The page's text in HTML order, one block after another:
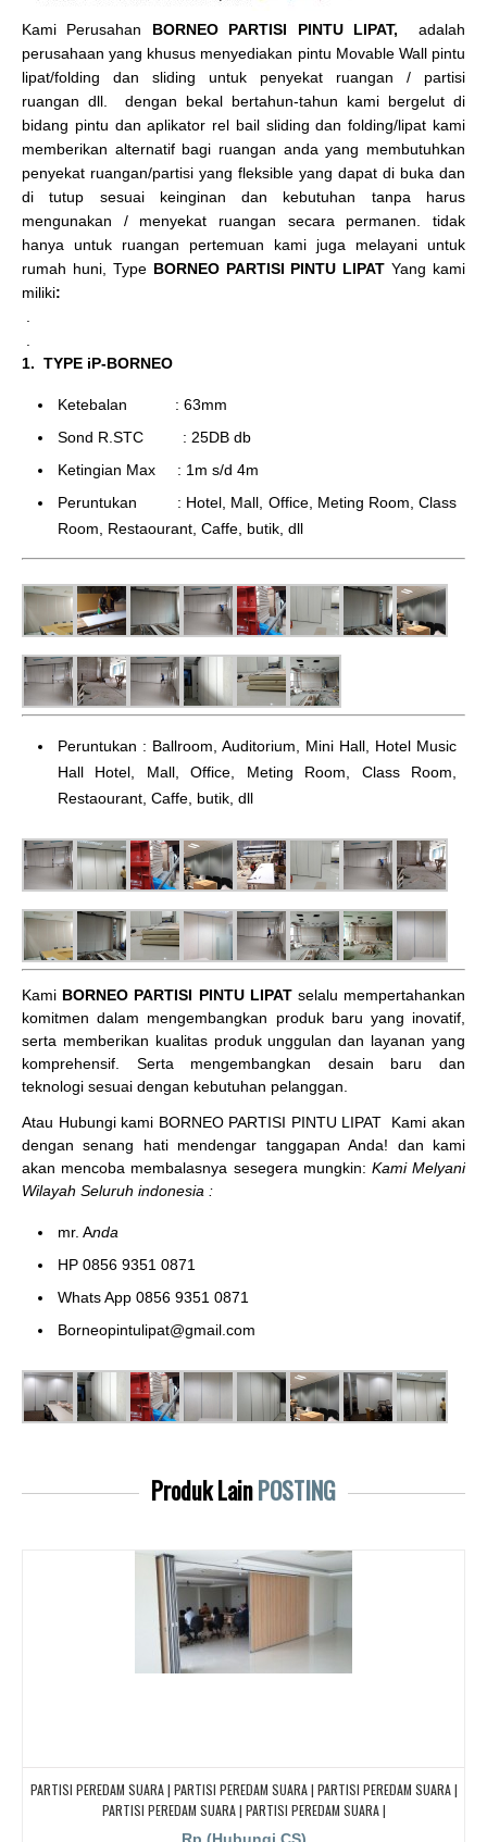
Kami Perusahan BORNEO PARTISI PINTU LIPAT, adalah
perusahaan yang khusus menyediakan pintu Movable Wall pintu
lipat/folding dan sliding untuk penyekat ruangan / partisi
ruangan dll. dengan bekal bertahun-tahun kami bergelut di
bidang pintu dan aplikator rel bail sliding dan folding/lipat kami
memberikan alternatif bagi ruangan anda yang membutuhkan
penyekat ruangan/partisi yang fleksible yang dapat di buka dan
di tutup sesuai keinginan dan kebutuhan tanpa harus
mengunakan / menyekat ruangan secara permanen. tidak
hanya untuk ruangan pertemuan kami juga melayani untuk
rumah huni, Type BORNEO PARTISI PINTU LIPAT Yang kami
miliki:
1. TYPE iP-BORNEO
Ketebalan : 63mm
Sond R.STC : 25DB db
Ketingian Max : 1m s/d 4m
Peruntukan : Hotel, Mall, Office, Meting Room, Class
Room, Restaourant, Caffe, butik, dll
Peruntukan : Ballroom, Auditorium, Mini Hall, Hotel Music
Hall Hotel, Mall, Office, Meting Room, Class Room,
Restaourant, Caffe, butik, dll
Kami BORNEO PARTISI PINTU LIPATselalu mempertahankan
komitmen dalam mengembangkan produk baru yang inovatif,
serta memberikan kualitas produk unggulan dan layanan yang
komprehensif. Serta mengembangkan desain baru dan
teknologi sesuai dengan kebutuhan pelanggan.
Atau Hubungi kami BORNEO PARTISI PINTU LIPAT
Kami akan
dengan senang hati mendengar tanggapan Anda! dan kami
akan mencoba membalasnya sesegera mungkin: Kami Melyani
Wilayah Seluruh indonesia :
mr. Anda
HP 0856 9351 0871
Whats App 0856 9351 0871
Borneopintulipat@gmail.com
Produk LainPOSTING
PARTISI PEREDAM SUARA | PARTISI PEREDAM SUARA | PARTISI PEREDAM SUARA |
PARTISI PEREDAM SUARA | PARTISI PEREDAM SUARA |